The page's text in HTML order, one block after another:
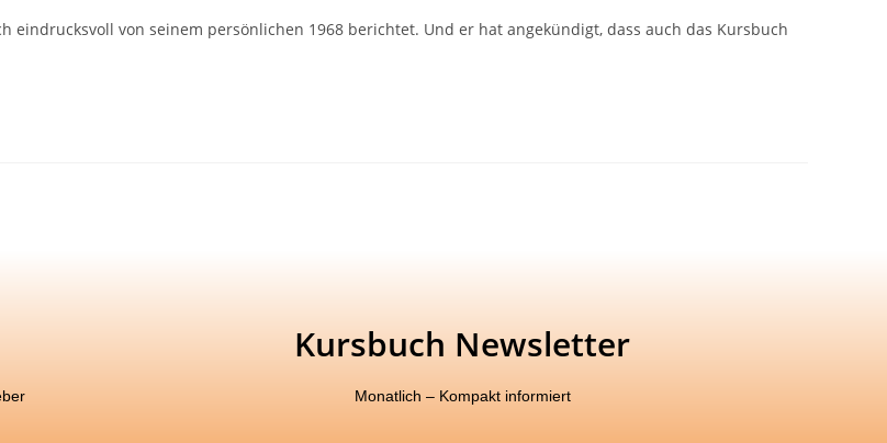
eindrucksvoll von seinem persönlichen 1968 berichtet. Und er hat angekündigt, dass auch das Kursbuch
Kursbuch Newsletter
Monatlich – Kompakt informiert